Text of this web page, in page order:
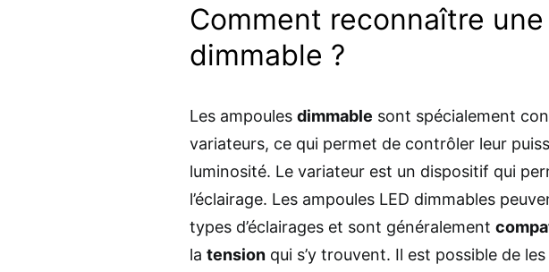
Comment reconnaître
dimmable ?
Les ampoules dimmable sont spécialement
variateurs, ce qui permet de contrôler leur
luminosité. Le variateur est un dispositif qui
l’éclairage. Les ampoules LED dimmables
types d’éclairages et sont généralement
la tension qui s’y trouvent. Il est possible de